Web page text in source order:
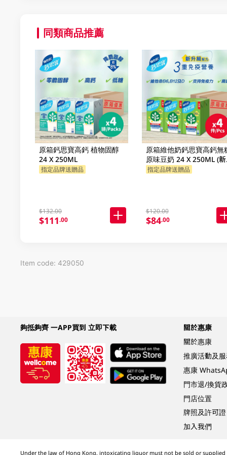
同類商品推薦
原箱鈣思寶高鈣 植物固醇
24 X 250ML
指定品牌送贈品
$132.00
$111.00
原箱維他奶鈣思寶高鈣無
原味豆奶 24 X 250ML (
包裝隨機發貨)
指定品牌送贈品
$120.00
$84.00
Item code: 429050
夠抵夠齊 一APP買到 立即下載
關於惠康
關於惠康
推廣活動及
惠康
門市退/換貨
門店位置
牌照及許可證
加入我們
Under the law of Hong Kong, intoxicating liquor must not be sold or